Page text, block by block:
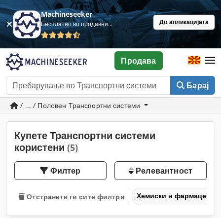
Machineseeker
Бесплатно во продавница До апликацијата
Барај
Продава
/ ... / Половен Транспортни системи
Купете Транспортни системи
користени (5)
Филтер Релевантност
Отстранете ги сите филтри Хемиски и